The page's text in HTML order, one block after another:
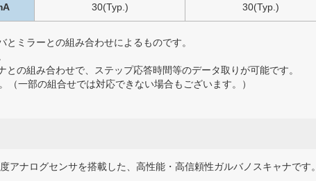
30(Typ.) 30(Typ.)
ミラーとの組み合わせによるものです。
との組み合わせで、ステップ応答時間等のデータ取りが可能です。
（一部の組合せでは対応できない場合もございます。）
アナログセンサを搭載した、高性能・高信頼性ガルバノスキャナです。